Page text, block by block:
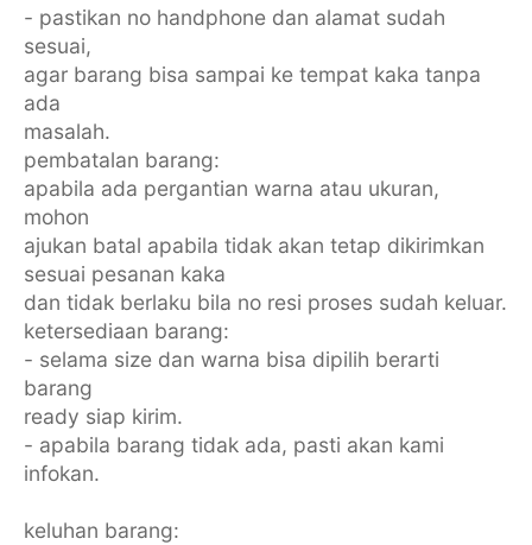
- pastikan no handphone dan alamat sudah
sesuai,
agar barang bisa sampai ke tempat kaka tanpa
ada
masalah.
pembatalan barang:
apabila ada pergantian warna atau ukuran,
mohon
ajukan batal apabila tidak akan tetap dikirimkan
sesuai pesanan kaka
dan tidak berlaku bila no resi proses sudah keluar.
ketersediaan barang:
- selama size dan warna bisa dipilih berarti
barang
ready siap kirim.
- apabila barang tidak ada, pasti akan kami
infokan.
keluhan barang: